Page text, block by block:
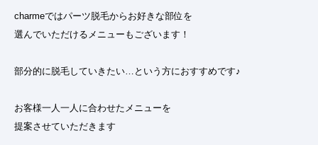
charmeではパーツ脱毛からお好きな部位を
選んでいただけるメニューもございます！
部分的に脱毛していきたい…という方におすすめです♪
お客様一人一人に合わせたメニューを
提案させていただきます